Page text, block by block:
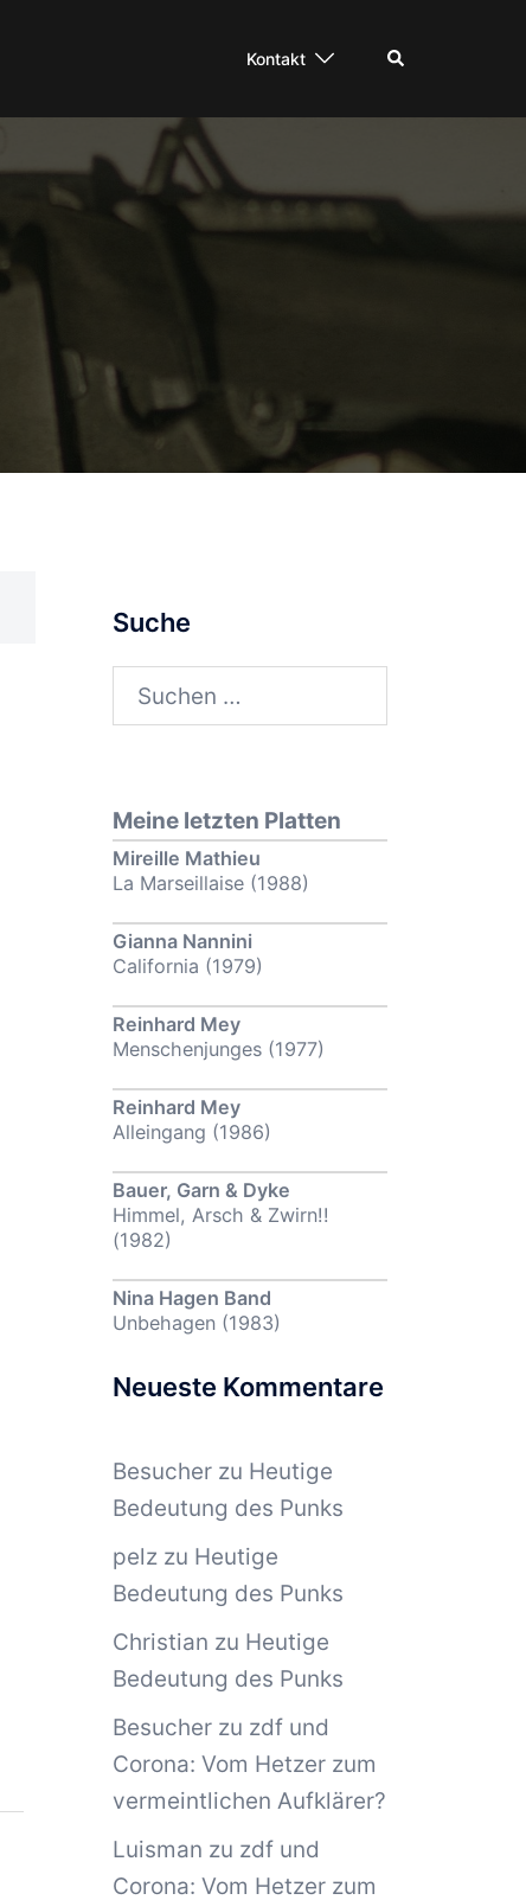
Kontakt Suche
Suche
Suchen
nach:
Meine letzten Platten
Mireille Mathieu
La Marseillaise (1988)
Gianna Nannini
California (1979)
Reinhard Mey
Menschenjunges (1977)
Reinhard Mey
Alleingang (1986)
Bauer, Garn & Dyke
Himmel, Arsch & Zwirn!!
(1982)
Nina Hagen Band
Unbehagen (1983)
Neueste Kommentare
Besucherzu Heutige
Bedeutung des Punks
pelzzu Heutige
Bedeutung des Punks
Christian zu Heutige
Bedeutung des Punks
Besucherzu zdf und
Corona: Vom Hetzer zum
vermeintlichen Aufklärer?
Luisman zu zdf und
Corona: Vom Hetzer zum